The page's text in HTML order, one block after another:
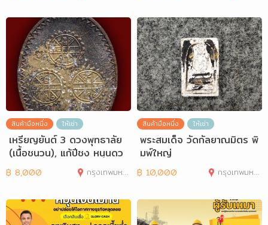
สินค้ามือหนึ่ง ให้เช่า
เหรียญยันต์ 3 ดวงพุทธาลัย
(เนื้อชนวน), แก้ปีชง หนุนดว
งชะตา
฿ 8,000 กรุงเทพมหานคร
สินค้ามือหนึ่ง ให้เช่า
พระสมเด็จ วัดกัลยาณมิตร พิ
มพ์ใหญ่
฿ 10,000 กรุงเทพมหานคร